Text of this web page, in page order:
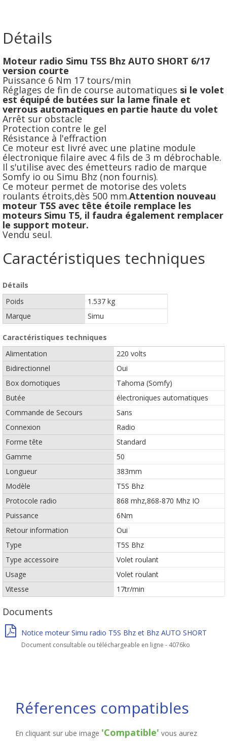
Détails
Moteur radio Simu T5S Bhz AUTO SHORT 6/17
version courte
Puissance 6 Nm 17 tours/min
Réglages de fin de course automatiques si le volet
est équipé de butées sur la lame finale et
verrous automatiques en partie haute du volet
Arrêt sur obstacle
Protection contre le gel
Résistance à l'effraction
Ce moteur est livré avec une platine module
électronique filaire avec 4 fils de 3 m débrochable.
Il s'utilise avec des émetteurs radio de marque
Somfy io ou Simu Bhz (non fournis).
Ce moteur permet de motorise des volets
roulants étroits,dès 500 mm.Attention nouveau
moteur T5S avec tête étoile remplace les
moteurs Simu T5, il faudra également remplacer
le support moteur.
Vendu seul.
Caractéristiques techniques
Détails
Poids
1.537 kg
Marque
Simu
Caractéristiques techniques
Alimentation
220 volts
Bidirectionnel
Oui
Box domotiques
Tahoma (Somfy)
Butée
électroniques automatiques
Commande de Secours
Sans
Connexion
Radio
Forme tête
Standard
Gamme
50
Longueur
383mm
Modèle
T5S Bhz
Protocole radio
868 mhz,868-870 Mhz IO
Puissance
6Nm
Retour information
Oui
Type
T5S Bhz
Type accessoire
Volet roulant
Usage
Volet roulant
Vitesse
17tr/min
Documents
Notice moteur Simu radio T5S Bhz et Bhz AUTO SHORT
Document consultable ou téléchargeable en ligne - 4076ko
Réferences compatibles
En cliquant sur ube image 'Compatible' vous aurez